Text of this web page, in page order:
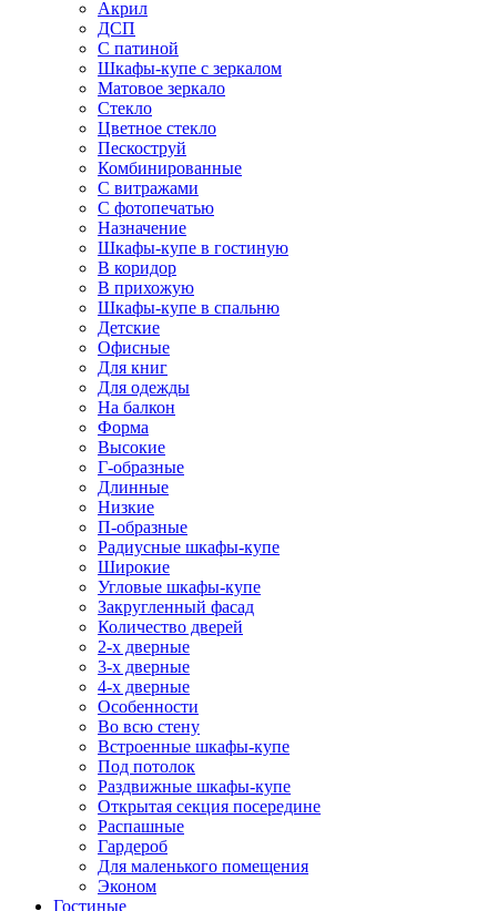
Акрил
ДСП
С патиной
Шкафы-купе с зеркалом
Матовое зеркало
Стекло
Цветное стекло
Пескоструй
Комбинированные
С витражами
С фотопечатью
Назначение
Шкафы-купе в гостиную
В коридор
В прихожую
Шкафы-купе в спальню
Детские
Офисные
Для книг
Для одежды
На балкон
Форма
Высокие
Г-образные
Длинные
Низкие
П-образные
Радиусные шкафы-купе
Широкие
Угловые шкафы-купе
Закругленный фасад
Количество дверей
2-х дверные
3-х дверные
4-х дверные
Особенности
Во всю стену
Встроенные шкафы-купе
Под потолок
Раздвижные шкафы-купе
Открытая секция посередине
Распашные
Гардероб
Для маленького помещения
Эконом
Гостиные